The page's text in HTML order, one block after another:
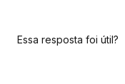
Essa resposta foi útil?